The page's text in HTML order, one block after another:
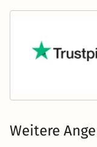
Weitere